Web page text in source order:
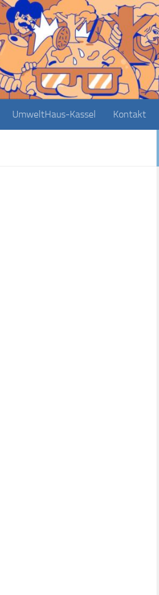
UmweltHaus-Kassel Kontakt